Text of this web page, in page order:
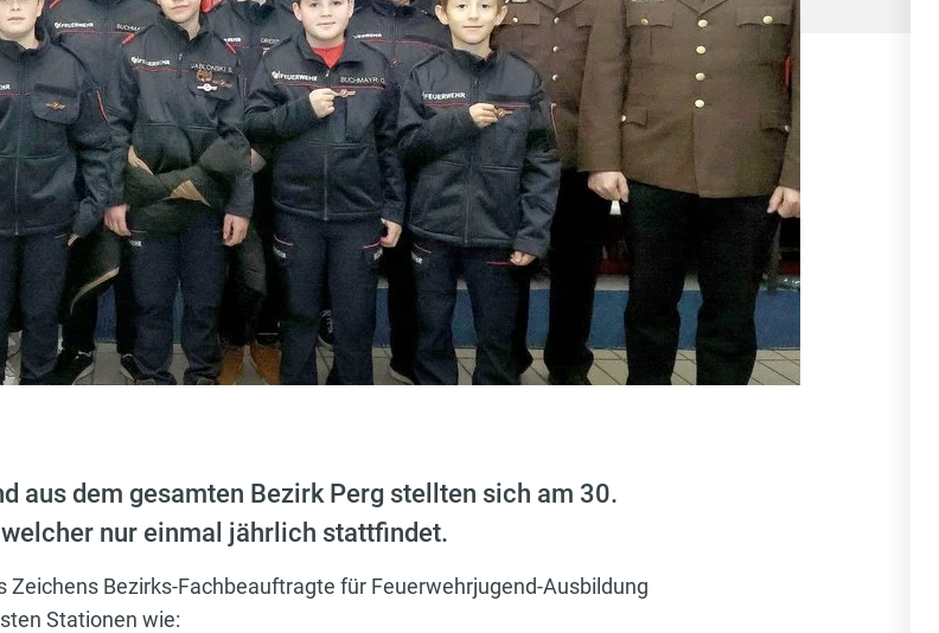
aus dem gesamten Bezirk Perg stellten sich am 30.
nur einmal jährlich stattfindet.
Zeichens Bezirks-Fachbeauftragte für Feuerwehrjugend-Ausbildung
Stationen wie: